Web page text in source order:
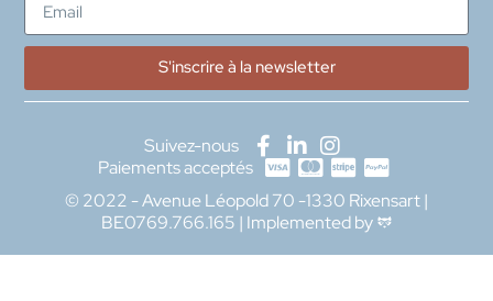
S'inscrire à la newsletter
Suivez-nous
Paiements acceptés
© 2022 - Avenue Léopold 70 -1330 Rixensart |
BE0769.766.165 | Implemented by